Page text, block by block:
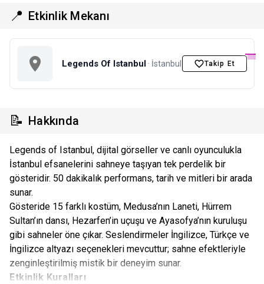
📍 Etkinlik Mekanı
Legends Of Istanbul · İstanbul Takip Et
📝 Hakkında
Legends of Istanbul, dijital görseller ve canlı oyunculukla
İstanbul efsanelerini sahneye taşıyan tek perdelik bir
gösteridir. 50 dakikalık performans, tarih ve mitleri bir arada
sunar.
Gösteride 15 farklı kostüm, Medusa’nın Laneti, Hürrem
Sultan’ın dansı, Hezarfen’in uçuşu ve Ayasofya’nın kuruluşu
gibi sahneler öne çıkar. Seslendirmeler İngilizce, Türkçe ve
İngilizce altyazı seçenekleri mevcuttur; sahne efektleriyle
zenginleştirilmiş mistik bir deneyim sunar.
Etkinlik Kuralları